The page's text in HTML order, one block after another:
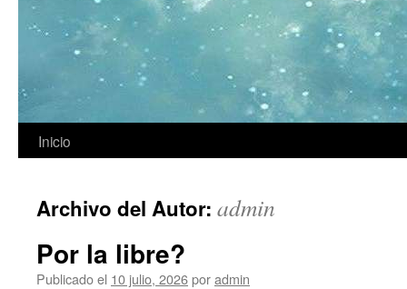
Inicio
Archivo del Autor: admin
Por la libre?
Publicado el 10 julio, 2026poradmin